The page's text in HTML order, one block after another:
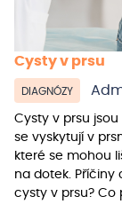
Cysty v prsu
DIAGNÓZY
Cysty v prsu
se vyskytují v
které se mohou
na dotek. Příčiny
cysty v prsu? Co